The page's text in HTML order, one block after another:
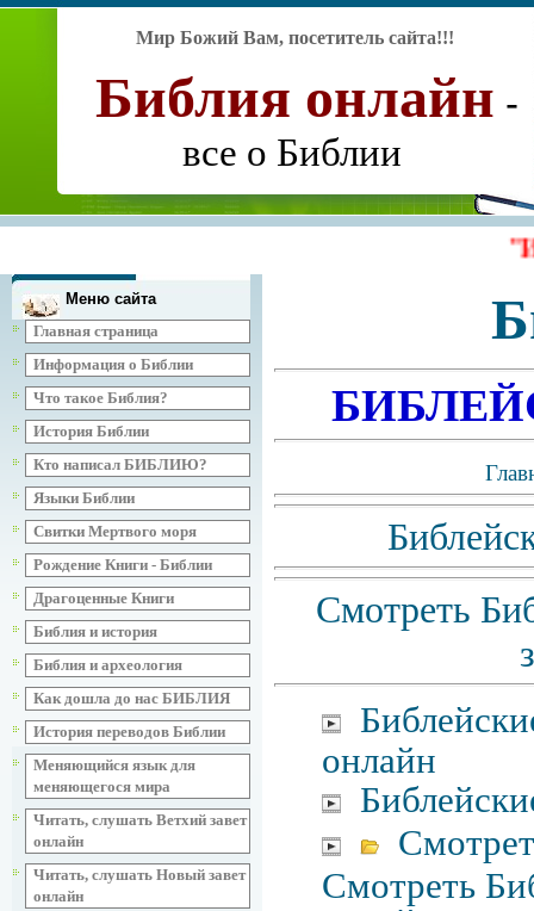
Мир Божий Вам, посетитель сайта!!!
Библия онлайн -
все о Библии
Меню сайта
Главная страница
Информация о Библии
Что такое Библия?
История Библии
Кто написал БИБЛИЮ?
Языки Библии
Свитки Мертвого моря
Рождение Книги - Библии
Драгоценные Книги
Библия и история
Библия и археология
Как дошла до нас БИБЛИЯ
История переводов Библии
Меняющийся язык для
меняющегося мира
Читать, слушать Ветхий завет
онлайн
Читать, слушать Новый завет
онлайн
Смотреть
онлайн
Смотреть